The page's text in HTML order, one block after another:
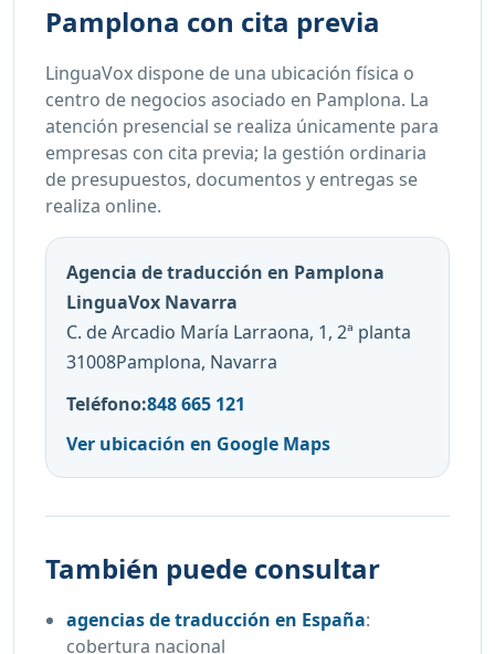
Pamplona con cita previa
LinguaVox dispone de una ubicación física o
centro de negocios asociado en Pamplona. La
atención presencial se realiza únicamente para
empresas con cita previa; la gestión ordinaria
de presupuestos, documentos y entregas se
realiza online.
Agencia de traducción en Pamplona
LinguaVox Navarra
C. de Arcadio María Larraona, 1, 2ª planta
31008Pamplona, Navarra
Teléfono:848 665 121
Ver ubicación en Google Maps
También puede consultar
agencias de traducción en España:
cobertura nacional